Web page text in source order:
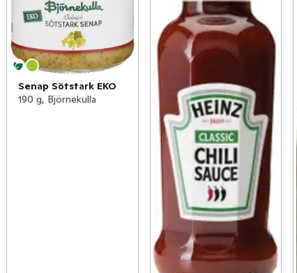
Senap Sötstark EKO
190 g, Björnekulla